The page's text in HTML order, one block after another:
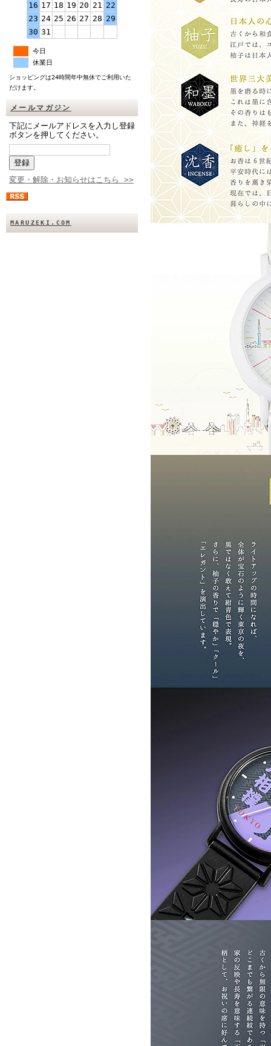
16 17 18 19 20 21 22
23 24 25 26 27 28 29
30 31
今日
休業日
ショッピングは24時間年中無休でご利用いた
だけます。
メールマガジン
下記にメールアドレスを入力し登録
ボタンを押してください。
変更・解除・お知らせはこちら >>
MARUZEKI.COM